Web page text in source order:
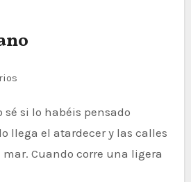
llega el atardecer y las calles
Cuando corre una ligera